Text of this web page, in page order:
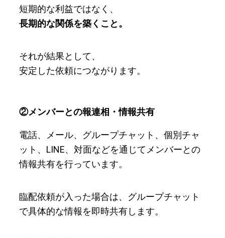
短期的な利益ではなく、
長期的な関係を築くこと。
それが結果として、
安定した依頼につながります。
②メンバーとの報連相・情報共有
電話、メール、グループチャット、個別チャ
ット、LINE、対面などを通じてメンバーとの
情報共有を行っています。
臨配依頼が入った場合は、グループチャット
で具体的な情報を即時共有します。